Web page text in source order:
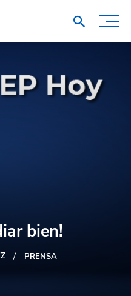
bien!
PRENSA